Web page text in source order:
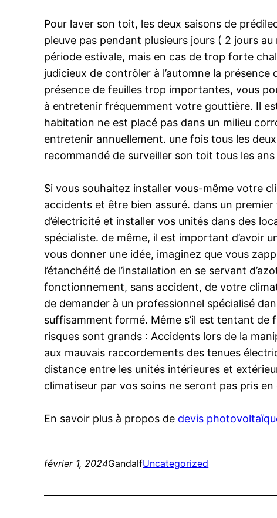
Pour laver son toit, les deux saisons de
pleuve pas pendant plusieurs jours ( 2 jours
période estivale, mais en cas de trop forte
judicieux de contrôler à l’automne la
présence de feuilles trop importantes, vous
à entretenir fréquemment votre gouttière. Il
habitation ne est placé pas dans un milieu
entretenir annuellement. une fois tous les
recommandé de surveiller son toit tous les
Si vous souhaitez installer vous-même votre
accidents et être bien assuré. dans un
d’électricité et installer vos unités dans des
spécialiste. de même, il est important d’avoir
vous donner une idée, imaginez que vous
l’étanchéité de l’installation en se servant
fonctionnement, sans accident, de votre
de demander à un professionnel spécialisé
suffisamment formé. Même s’il est tentant de
risques sont grands : Accidents lors de la
aux mauvais raccordements des tenues
distance entre les unités intérieures et
climatiseur par vos soins ne seront pas pris
En savoir plus à propos de devis
février 1, 2024GandalfUncategorized